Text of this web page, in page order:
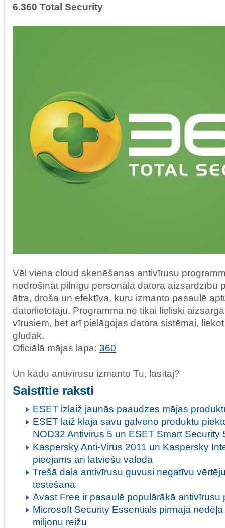
6.360 Total Security
Vēl viena cloud skenēšanas antivīrusu
nodrošināt pilnīgu personālā datora aizsardzību
ātra, droša un efektīva, kuru izmanto pasaulē
datorlietotāju. Programma ne tikai lieliski
vīrusiem, bet arī pielāgojas datora sistēmai,
gludāk.
Oficiālā mājas lapa: 360
Un kādu antivīrusu izmanto Tu, lasītāj?
Saistītie raksti
ESET izlaiž jaunās paaudzes mājas
ESET laiž klajā savu galveno produktu
NOD32 Antivirus 5 un ESET Smart Security
Kaspersky Anti-Virus 2011 un Kaspersky
pieejams arī latviešu valodā
Trešā daļa antivīrusu guvusi negatīvu
testēšanā
Avast Free ir pasaulē populārākā antivīrusu
Microsoft Security Essentials pirmajā
miljonu reižu